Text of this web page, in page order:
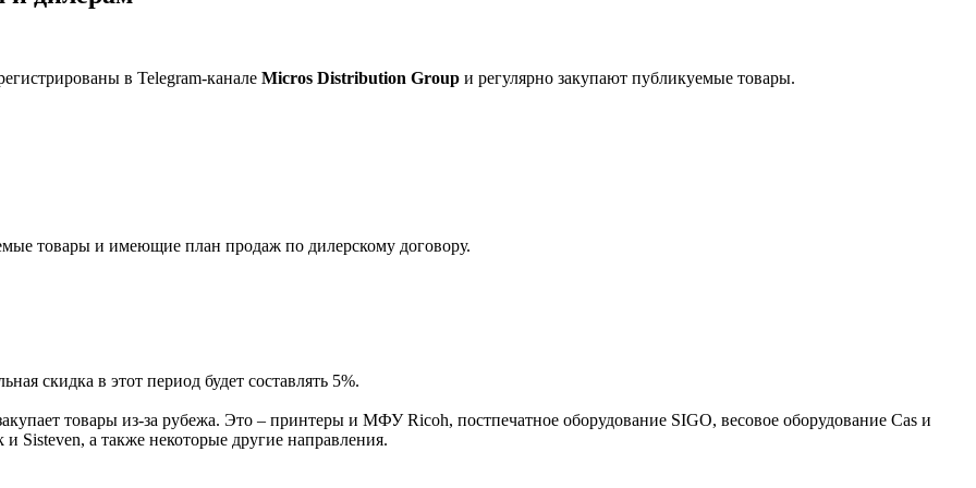
в Telegram-канале Micros Distribution Group и регулярно закупают публикуемые товары.
товары и имеющие план продаж по дилерскому договору.
скидка в этот период будет составлять 5%.
товары из-за рубежа. Это – принтеры и МФУ Ricoh, постпечатное оборудование SIGO, весовое оборудование Cas и
Sisteven, а также некоторые другие направления.